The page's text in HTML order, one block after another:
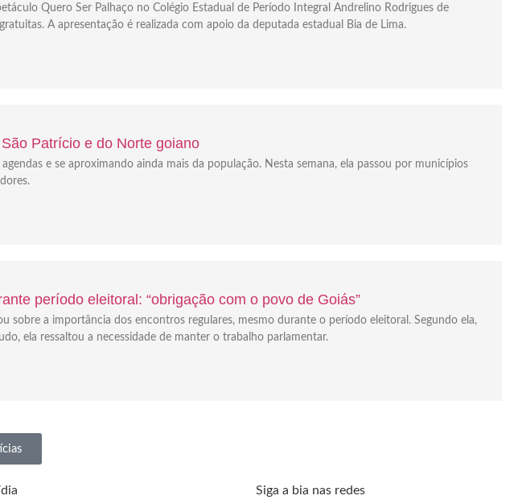
Quero Ser Palhaço no Colégio Estadual de Período Integral Andrelino Rodrigues de
A apresentação é realizada com apoio da deputada estadual Bia de Lima.
Patrício e do Norte goiano
e se aproximando ainda mais da população. Nesta semana, ela passou por municípios
período eleitoral: “obrigação com o povo de Goiás”
sobre a importância dos encontros regulares, mesmo durante o período eleitoral. Segundo ela,
ela ressaltou a necessidade de manter o trabalho parlamentar.
Siga a bia nas redes